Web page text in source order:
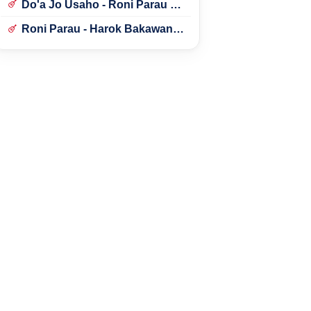
Do'a Jo Usaho - Roni Parau ft.
Roni Parau - Harok Bakawan